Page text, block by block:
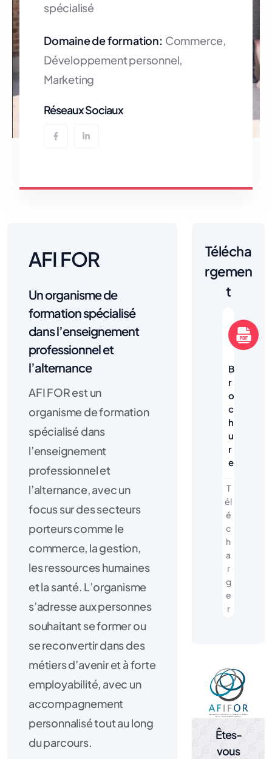
spécialisé
Domaine de formation: Commerce,
Développement personnel,
Marketing
Réseaux Sociaux
AFI FOR
Un organisme de
formation spécialisé
dans l’enseignement
professionnel et
l’alternance
AFI FOR est un
organisme de formation
spécialisé dans
l’enseignement
professionnel et
l’alternance, avec un
focus sur des secteurs
porteurs comme le
commerce, la gestion,
les ressources humaines
et la santé. L’organisme
s’adresse aux personnes
souhaitant se former ou
se reconvertir dans des
métiers d’avenir et à forte
employabilité, avec un
accompagnement
personnalisé tout au long
du parcours.
Télécha
rgemen
t
B
r
o
c
h
u
r
e
T
él
é
c
h
a
r
g
e
r
Êtes-
vous